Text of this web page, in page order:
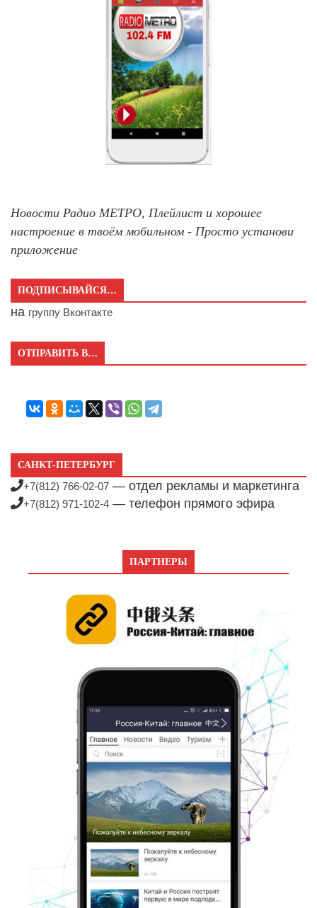
Новости Радио МЕТРО, Плейлист и хорошее
настроение в твоём мобильном - Просто установи
приложение
ПОДПИСЫВАЙСЯ…
на группу Вконтакте
ОТПРАВИТЬ В…
САНКТ-ПЕТЕРБУРГ
+7(812) 766-02-07 — отдел рекламы и маркетинга
+7(812) 971-102-4 — телефон прямого эфира
ПАРТНЕРЫ